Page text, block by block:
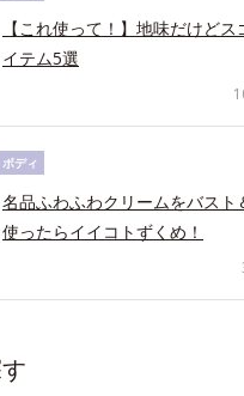
【これ使って！】地味だけど
イテム5選
ボディ
名品ふわふわクリームをバスト
使ったらイイコトずくめ！